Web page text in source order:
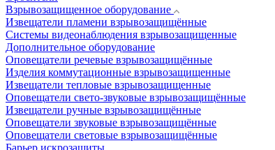
Взрывозащищенное оборудование
Извещатели пламени взрывозащищённые
Системы видеонаблюдения взрывозащищенные
Дополнительное оборудование
Оповещатели речевые взрывозащищённые
Изделия коммутационные взрывозащищенные
Извещатели тепловые взрывозащищенные
Оповещатели свето-звуковые взрывозащищённые
Извещатели ручные взрывозащищённые
Оповещатели звуковые взрывозащищённые
Оповещатели световые взрывозащищённые
Барьер искрозащиты